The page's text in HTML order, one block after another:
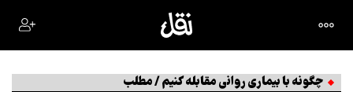
چگونه با بیماری روانی مقابله کنیم / مطلب